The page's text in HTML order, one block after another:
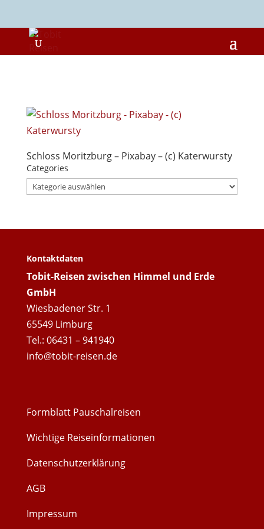
Schloss Moritzburg – Pixabay – (c) Katerwursty
Categories
Categories
Kontaktdaten
Tobit-Reisen zwischen Himmel und Erde
GmbH
Wiesbadener Str. 1
65549 Limburg
Tel.: 06431 – 941940
info@tobit-reisen.de
Formblatt Pauschalreisen
Wichtige Reiseinformationen
Datenschutzerklärung
AGB
Impressum